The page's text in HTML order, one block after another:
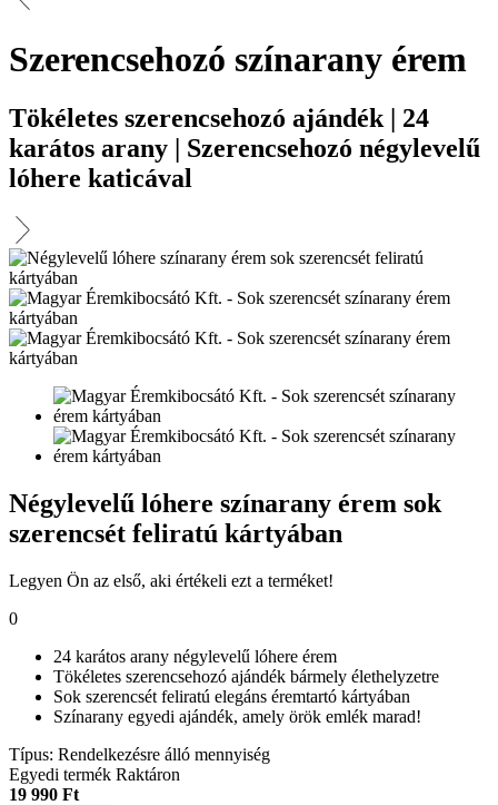
Szerencsehozó színarany érem
Tökéletes szerencsehozó ajándék | 24
karátos arany | Szerencsehozó négylevelű
lóhere katicával
Négylevelű lóhere színarany érem sok
szerencsét feliratú kártyában
Legyen Ön az első, aki értékeli ezt a terméket!
0
24 karátos arany négylevelű lóhere érem
Tökéletes szerencsehozó ajándék bármely élethelyzetre
Sok szerencsét feliratú elegáns éremtartó kártyában
Színarany egyedi ajándék, amely örök emlék marad!
Típus: Rendelkezésre álló mennyiség
Egyedi termék Raktáron
19 990 Ft